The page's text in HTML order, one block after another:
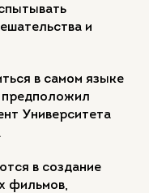
и
в самом языке
предположил
Университета
.
в создание
фильмов,